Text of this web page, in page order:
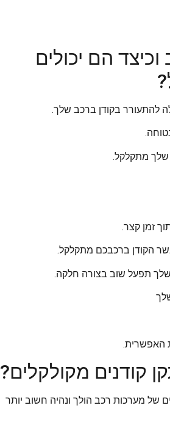
הם יכולים
להתעורר בקודן ברכב שלך.
שלך מתקלקל.
זמן קצר.
הקודן ברכבכם מתקלקל.
שלך תפעל שוב בצורה חלקה.
האפשרית.
קודנים מקולקלים?
של מערכות רכב הולך ונהיה חשוב יותר